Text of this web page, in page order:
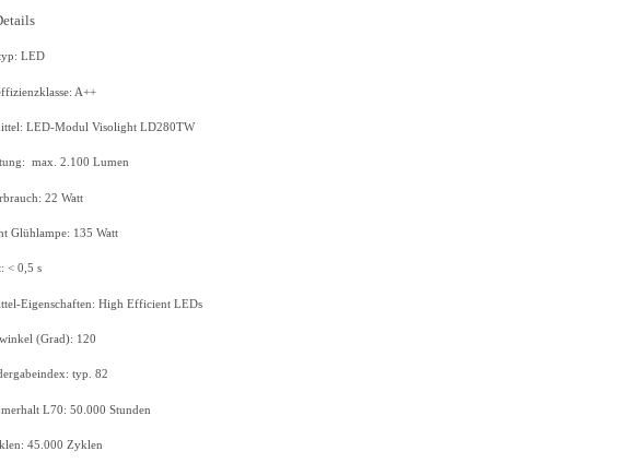
LED
A++
LED-Modul Visolight LD280TW
max. 2.100 Lumen
22 Watt
Glühlampe: 135 Watt
< 0,5 s
Eigenschaften: High Efficient LEDs
(Grad): 120
typ. 82
L70: 50.000 Stunden
45.000 Zyklen